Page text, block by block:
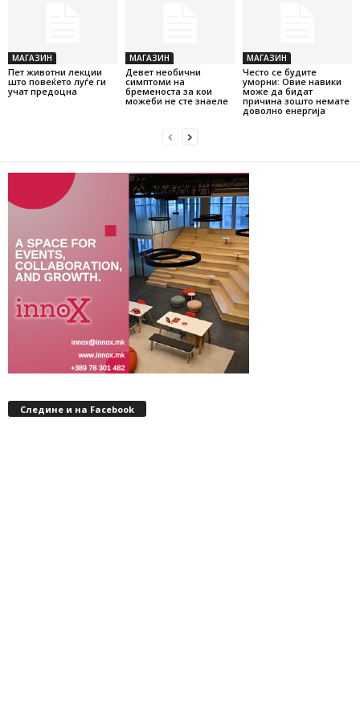
МАГАЗИН
Пет животни лекции
што повеќето луѓе ги
учат предоцна
МАГАЗИН
Девет необични
симптоми на
бременоста за кои
можеби не сте знаеле
МАГАЗИН
Често се будите
уморни: Овие навики
може да бидат
причина зошто немате
доволно енергија
Следине и на Facebook